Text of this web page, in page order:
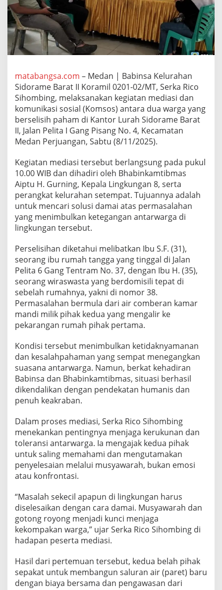
B
s
e
l
i
h
o
a
S
a
l
r
a
n
A
i
r
d
i
i
d
o
r
a
m
B
a
r
t
I
matabangsa.com – Medan | Babinsa Kelurahan
Sidorame Barat II Koramil 0201-02/MT, Serka Rico
Sihombing, melaksanakan kegiatan mediasi dan
komunikasi sosial (Komsos) antara dua warga yang
berselisih paham di Kantor Lurah Sidorame Barat
II, Jalan Pelita I Gang Pisang No. 4, Kecamatan
Medan Perjuangan, Sabtu (8/11/2025).
Kegiatan mediasi tersebut berlangsung pada pukul
10.00 WIB dan dihadiri oleh Bhabinkamtibmas
Aiptu H. Gurning, Kepala Lingkungan 8, serta
perangkat kelurahan setempat. Tujuannya adalah
untuk mencari solusi damai atas permasalahan
yang menimbulkan ketegangan antarwarga di
lingkungan tersebut.
Perselisihan diketahui melibatkan Ibu S.F. (31),
seorang ibu rumah tangga yang tinggal di Jalan
Pelita 6 Gang Tentram No. 37, dengan Ibu H. (35),
seorang wiraswasta yang berdomisili tepat di
sebelah rumahnya, yakni di nomor 38.
Permasalahan bermula dari air comberan kamar
mandi milik pihak kedua yang mengalir ke
pekarangan rumah pihak pertama.
Kondisi tersebut menimbulkan ketidaknyamanan
dan kesalahpahaman yang sempat menegangkan
suasana antarwarga. Namun, berkat kehadiran
Babinsa dan Bhabinkamtibmas, situasi berhasil
dikendalikan dengan pendekatan humanis dan
penuh keakraban.
Dalam proses mediasi, Serka Rico Sihombing
menekankan pentingnya menjaga kerukunan dan
toleransi antarwarga. Ia mengajak kedua pihak
untuk saling memahami dan mengutamakan
penyelesaian melalui musyawarah, bukan emosi
atau konfrontasi.
“Masalah sekecil apapun di lingkungan harus
diselesaikan dengan cara damai. Musyawarah dan
gotong royong menjadi kunci menjaga
kekompakan warga,” ujar Serka Rico Sihombing di
hadapan peserta mediasi.
Hasil dari pertemuan tersebut, kedua belah pihak
sepakat untuk membangun saluran air (paret) baru
dengan biaya bersama dan pengawasan dari